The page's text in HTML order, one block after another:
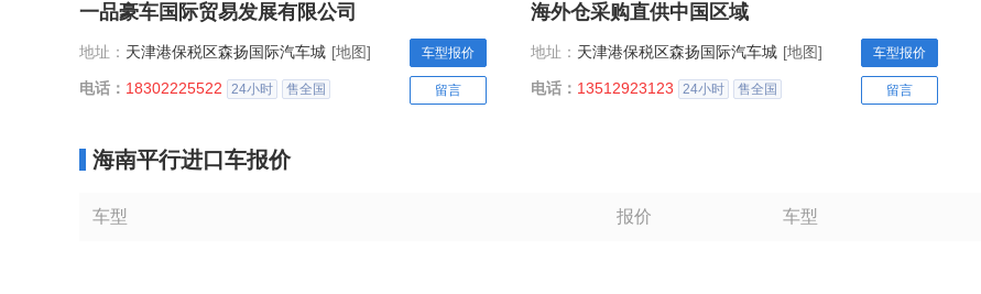
一品豪车国际贸易发展有限公司
地址： 天津港保税区森扬国际汽车城 [地图]
电话： 18302225522 24小时 售全国
车型报价
留言
海外仓采购直供中国区域
地址： 天津港保税区森扬国际汽车城 [地图]
电话： 13512923123 24小时 售全国
车型报价
留言
海南平行进口车报价
车型 报价 车型